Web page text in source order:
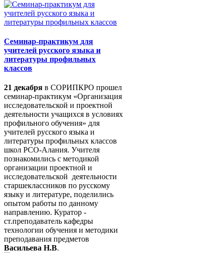
Семинар-практикум для
учителей русского языка и
литературы профильных
классов
21 декабря в СОРИПКРО прошел
семинар-практикум «Организация
исследовательской и проектной
деятельности учащихся в условиях
профильного обучения» для
учителей русского языка и
литературы профильных классов
школ РСО-Алания. Учителя
познакомились с методикой
организации проектной и
исследовательской деятельности
старшеклассников по русскому
языку и литературе, поделились
опытом работы по данному
направлению. Куратор -
ст.преподаватель кафедры
технологии обучения и методики
преподавания предметов
Васильева Н.В.